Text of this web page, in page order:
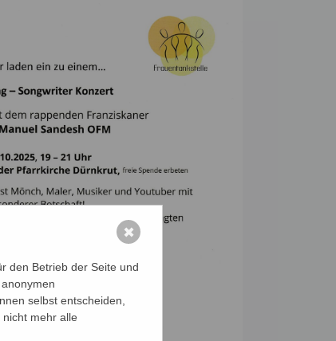
den Betrieb der Seite und
selbst entscheiden,
mehr alle
✖